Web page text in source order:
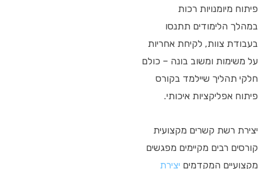
פיתוח מיומנויות רכות
במהלך הלימודים תתנסו
בעבודת צוות, לקיחת אחריות
על משימות ומשוב בונה – כולם
חלקי תהליך שיילמד בקורס
פיתוח אפליקציות איכותי.
יצירת רשת קשרים מקצועית
קורסים רבים מקיימים מפגשים
מקצועיים המקדמים יצירת